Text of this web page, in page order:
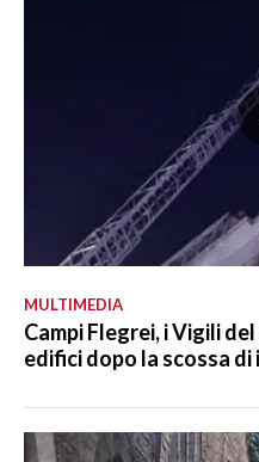
MULTIMEDIA
Campi Flegrei, i Vigili
edifici dopo la scossa di